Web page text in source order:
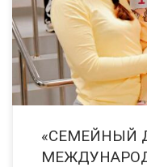
фестиваль стал местом,
друг друга и просто
«СЕМЕЙНЫЙ